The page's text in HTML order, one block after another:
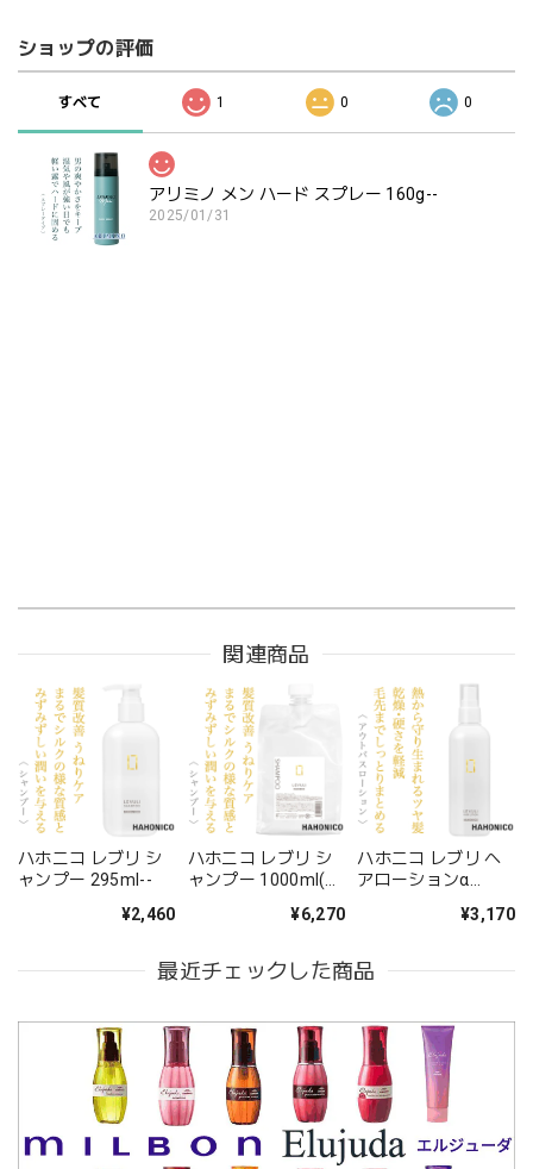
ショップの評価
すべて 1 0 0
アリミノ メン ハード スプレー 160g--
2025/01/31
関連商品
ハホニコ レブリ シ
ャンプー 295ml--
¥2,460
ハホニコ レブリ シ
ャンプー 1000ml(レ
¥6,270
ハホニコ レブリ へ
アローションα
¥3,170
最近チェックした商品